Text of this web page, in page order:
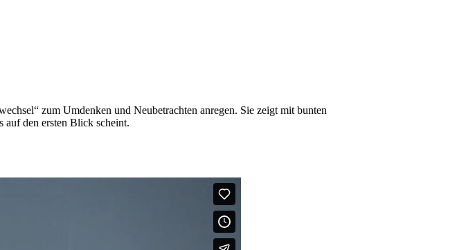
zum Umdenken und Neubetrachten anregen. Sie zeigt mit bunten
auf den ersten Blick scheint.